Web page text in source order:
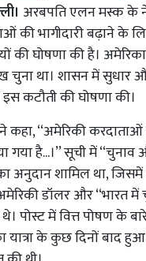
अरबपति एलन मस्क के
की भागीदारी बढ़ाने के
की घोषणा की है।
चुना था। शासन में सुधार
कटौती की घोषणा की।
कहा, ‘‘अमेरिकी
गया है...।’’ सूची में
अनुदान शामिल था, जिसमें
डॉलर और ‘‘भारत में
पोस्ट में वित्त पोषण के
यात्रा के कुछ दिनों बाद हुआ